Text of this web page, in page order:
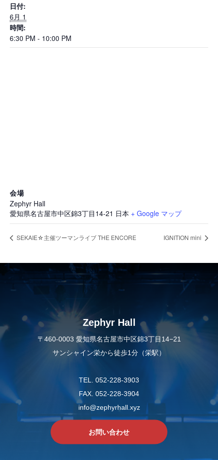
日付:
6月 1
時間:
6:30 PM - 10:00 PM
会場
Zephyr Hall
愛知県名古屋市中区錦3丁目14-21 日本 + Google マップ
SEKAIE☆主催ツーマンライブ THE ENCORE IGNITION mini
Zephyr Hall
〒460-0003 愛知県名古屋市中区錦3丁目14−21
サンシャイン栄から徒歩1分（栄駅）
TEL. 052-228-3903
FAX. 052-228-3904
info@zephyrhall.xyz
お問い合わせ